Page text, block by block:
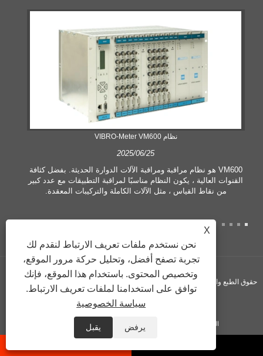
نظام VIBRO-Meter VM600
2025/06/25
VM600 هو نظام مراقبة ومراقبة الآلات الدوارة الحديثة. بفضل كثافة
القنوات العالية ، يكون النظام مناسبًا لمراقبة التطبيقات مع عدد كبير
من نقاط القياس ، مثل الآلات الكاملة والتركيبات المعقدة.
حقوق الطبع والنشر © 2024 شركة Vogi ​​International Trading Co., Ltd. جميع الحقوق
محفوظة.
RSS
X
نحن نستخدم ملفات تعريف الارتباط لنقدم لك
تجربة تصفح أفضل، وتحليل حركة مرور الموقع،
وتخصيص المحتوى. باستخدام هذا الموقع، فإنك
توافق على استخدامنا لملفات تعريف الارتباط.
سياسة الخصوصية
يرفض يقبل